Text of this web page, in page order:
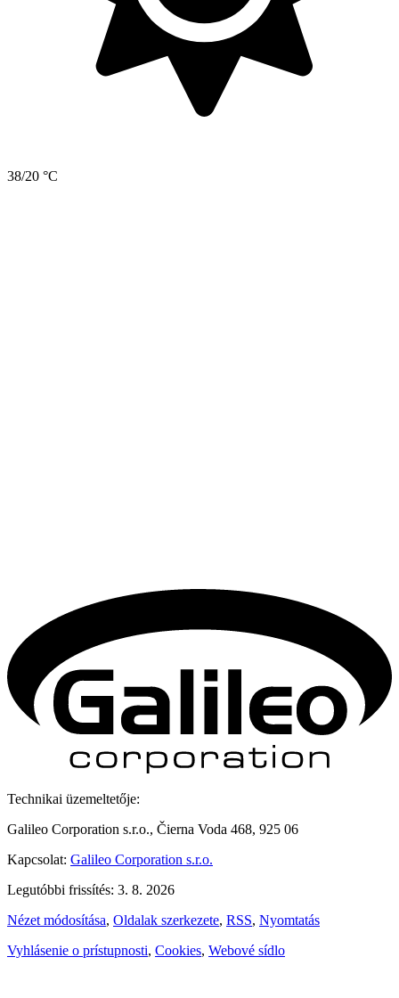
38/20 °C
Technikai üzemeltetője:
Galileo Corporation s.r.o., Čierna Voda 468, 925 06
Kapcsolat: Galileo Corporation s.r.o.
Legutóbbi frissítés: 3. 8. 2026
Nézet módosítása, Oldalak szerkezete, RSS, Nyomtatás
Vyhlásenie o prístupnosti, Cookies, Webové sídlo